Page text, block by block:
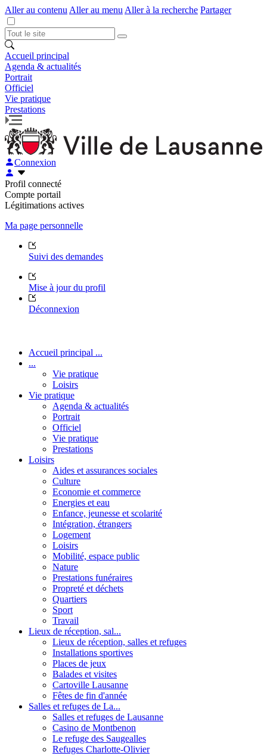
Aller au contenu Aller au menu Aller à la recherche Partager
Accueil principal
Agenda & actualités
Portrait
Officiel
Vie pratique
Prestations
Connexion
Profil connecté
Compte portail
Légitimations actives
Ma page personnelle
Suivi des demandes
Mise à jour du profil
Déconnexion
Accueil principal ...
...
Vie pratique
Loisirs
Vie pratique
Agenda & actualités
Portrait
Officiel
Vie pratique
Prestations
Loisirs
Aides et assurances sociales
Culture
Economie et commerce
Energies et eau
Enfance, jeunesse et scolarité
Intégration, étrangers
Logement
Loisirs
Mobilité, espace public
Nature
Prestations funéraires
Propreté et déchets
Quartiers
Sport
Travail
Lieux de réception, sal...
Lieux de réception, salles et refuges
Installations sportives
Places de jeux
Balades et visites
Cartoville Lausanne
Fêtes de fin d'année
Salles et refuges de La...
Salles et refuges de Lausanne
Casino de Montbenon
Le refuge des Saugealles
Refuges Charlotte-Olivier